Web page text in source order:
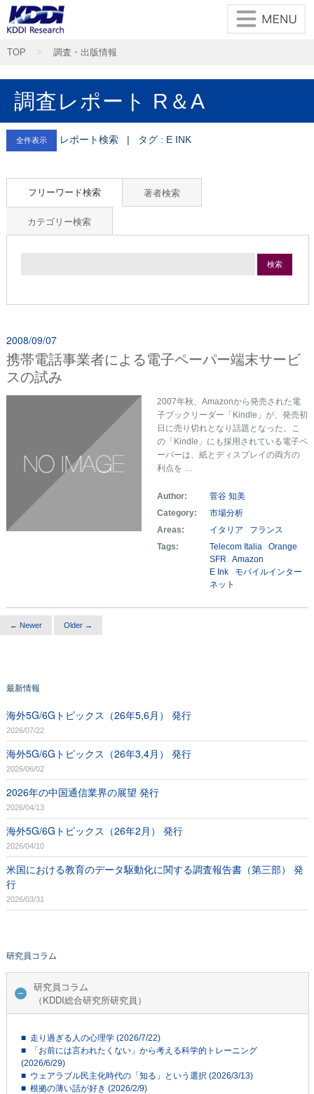
TOP 調査・出版情報
調査レポート R＆A
全件表示 レポート検索 | タグ : E INK
フリーワード検索 著者検索
カテゴリー検索
検索
2008/09/07
携帯電話事業者による電子ペーパー端末サービ
スの試み
2007年秋、Amazonから発売された電
子ブックリーダー「Kindle」が、発売初
日に売り切れとなり話題となった。こ
の「Kindle」にも採用されている電子ペ
ーパーは、紙とディスプレイの両方の
利点を …
Author:
菅谷 知美
Category:
市場分析
Areas:
イタリア
フランス
Tags:
Telecom Italia
Orange
SFR
Amazon
E Ink
モバイルインター
ネット
← Newer Older →
最新情報
海外5G/6Gトピックス（26年5,6月） 発行
2026/07/22
海外5G/6Gトピックス（26年3,4月） 発行
2026/06/02
2026年の中国通信業界の展望 発行
2026/04/13
海外5G/6Gトピックス（26年2月） 発行
2026/04/10
米国における教育のデータ駆動化に関する調査報告書（第三部） 発
行
2026/03/31
研究員コラム
研究員コラム
（KDDI総合研究所研究員）
■ 走り過ぎる人の心理学 (2026/7/22)
■ 「お前には言われたくない」から考える科学的トレーニング
(2026/6/29)
■ ウェアラブル民主化時代の「知る」という選択 (2026/3/13)
■ 根拠の薄い話が好き (2026/2/9)